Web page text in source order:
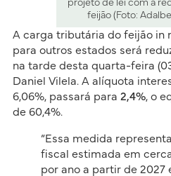
projeto de lei com a
feijão (Foto:
A carga tributária do feijão in
para outros estados será
na tarde desta quarta-feira
Daniel Vilela. A alíquota
6,06%, passará para 2,4%, o
de 60,4%.
“Essa medida
fiscal estimada em
por ano a partir de 2027